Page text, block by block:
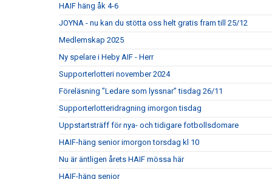
HAIF häng åk 4-6
JOYNA - nu kan du stötta oss helt gratis fram till 25/12
Medlemskap 2025
Ny spelare i Heby AIF - Herr
Supporterlotteri november 2024
Föreläsning ”Ledare som lyssnar” tisdag 26/11
Supporterlotteridragning imorgon tisdag
Uppstartsträff för nya- och tidigare fotbollsdomare
HAIF-häng senior imorgon torsdag kl 10
Nu är äntligen årets HAIF mössa här
HAIF-häng senior